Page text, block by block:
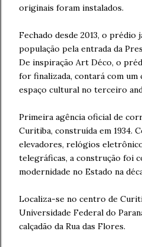
originais foram instalados.
Fechado desde 2013, o prédio
população pela entrada da
De inspiração Art Déco, o
for finalizada, contará com
espaço cultural no terceiro
Primeira agência oficial de
Curitiba, construída em 1934.
elevadores, relógios
telegráficas, a construção foi
modernidade no Estado na
Localiza-se no centro de
Universidade Federal do
calçadão da Rua das Flores.